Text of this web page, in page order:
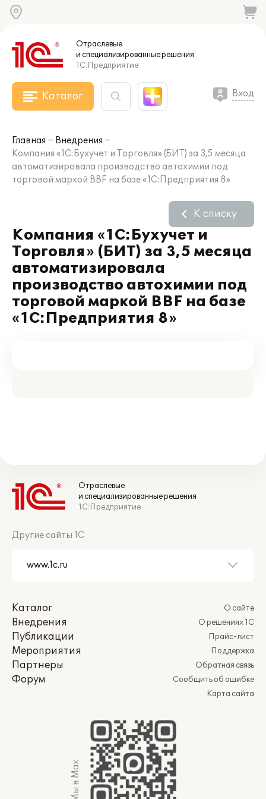
Отраслевые
и специализированныерешения
1С:Предприятие
Каталог Вход
Главная
Внедрения
Компания «1С:Бухучет и Торговля» (БИТ) за 3,5 месяца
автоматизировала производство автохимии под
торговой маркой BBF на базе «1С:Предприятия 8»
Компания «1С:Бухучет и
Торговля» (БИТ) за 3,5 месяца
автоматизировала
производство автохимии под
торговой маркой BBF на базе
«1С:Предприятия 8»
К списку
Отраслевые
и специализированные решения
1С:Предприятие
Другие сайты 1С
Каталог
Внедрения
Публикации
Мероприятия
Партнеры
Форум
О сайте
О решениях 1С
Прайс-лист
Поддержка
Обратная связь
Сообщить об ошибке
Карта сайта
Мы в Max